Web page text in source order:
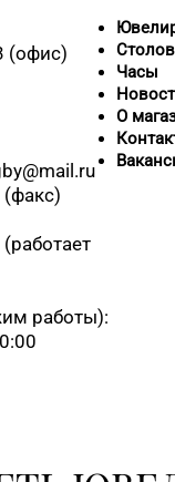
(офис)
работы):
Часы
О